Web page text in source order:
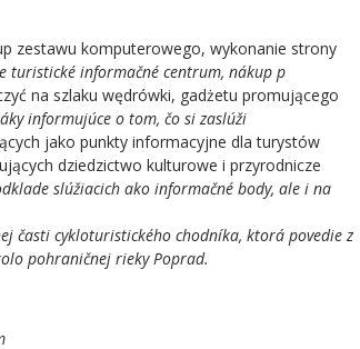
zestawu komputerowego, wykonanie strony
turistické informačné centrum, nákup p
na szlaku wędrówki, gadżetu promującego
informujúce o tom, čo si zaslúži
jako punkty informacyjne dla turystów
dziedzictwo kulturowe i przyrodnicze
slúžiacich ako informačné body, ale i na
časti cykloturistického chodníka, ktorá povedie z
pohraničnej rieky Poprad.